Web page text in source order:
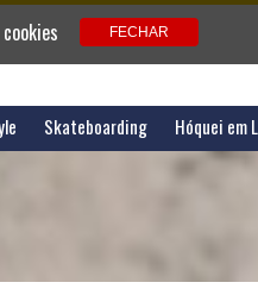
Skateboarding Hóquei em